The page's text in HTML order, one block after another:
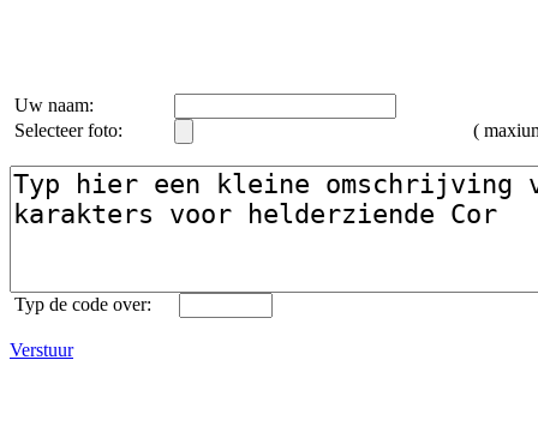
Uw naam:
Selecteer foto:
(
Typ de code over:
Verstuur